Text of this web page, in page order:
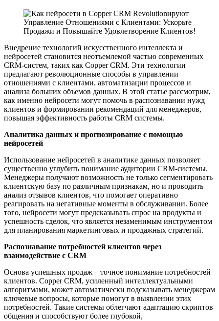
Внедрение технологий искусственного интеллекта и
нейросетей становится неотъемлемой частью современных
CRM-систем, таких как Copper CRM. Эти технологии
предлагают революционные способы в управлении
отношениями с клиентами, автоматизации процессов и
анализа больших объемов данных. В этой статье рассмотрим,
как именно нейросети могут помочь в распознавании нужд
клиентов и формировании рекомендаций для менеджеров,
повышая эффективность работы CRM системы.
Аналитика данных и прогнозирование с помощью
нейросетей
Использование нейросетей в аналитике данных позволяет
существенно углубить понимание аудитории CRM-системы.
Менеджеры получают возможность не только сегментировать
клиентскую базу по различным признакам, но и проводить
анализ отзывов клиентов, что помогает оперативно
реагировать на негативные моменты в обслуживании. Более
того, нейросети могут предсказывать спрос на продукты и
успешность сделок, что является незаменимым инструментом
для планирования маркетинговых и продажных стратегий.
Распознавание потребностей клиентов через
взаимодействие с CRM
Основа успешных продаж – точное понимание потребностей
клиентов. Copper CRM, усиленный интеллектуальными
алгоритмами, может автоматически подсказывать менеджерам
ключевые вопросы, которые помогут в выявлении этих
потребностей. Такие системы облегчают адаптацию скриптов
общения и способствуют более глубокой,